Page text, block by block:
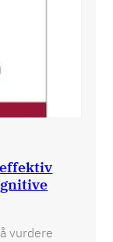
vurdere